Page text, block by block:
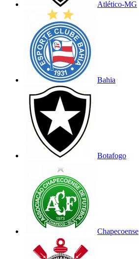
Atlético-MG
Bahia
Botafogo
Chapecoense